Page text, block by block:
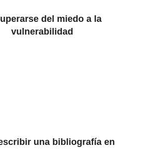
del miedo a la
vulnerabilidad
una bibliografía en